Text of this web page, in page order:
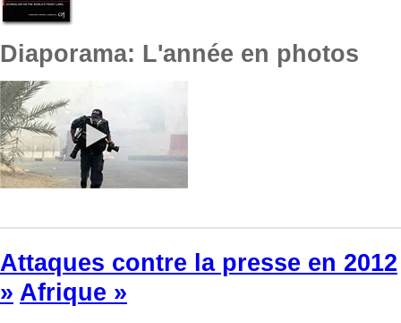
Diaporama: L'année en photos
Attaques contre la presse en 2012
» Afrique »